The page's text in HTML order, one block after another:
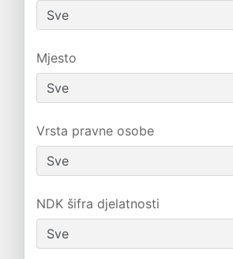
Mjesto
Vrsta pravne osobe
NDK šifra djelatnosti